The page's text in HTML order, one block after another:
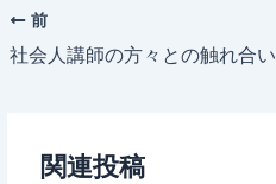
前
社会人講師の方々との触れ合い
関連投稿